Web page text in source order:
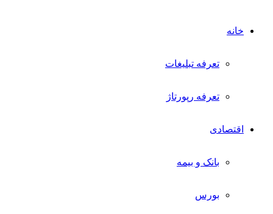
خانه
تعرفه تبلیغات
تعرفه رپورتاژ
اقتصادی
بانک و بیمه
بورس